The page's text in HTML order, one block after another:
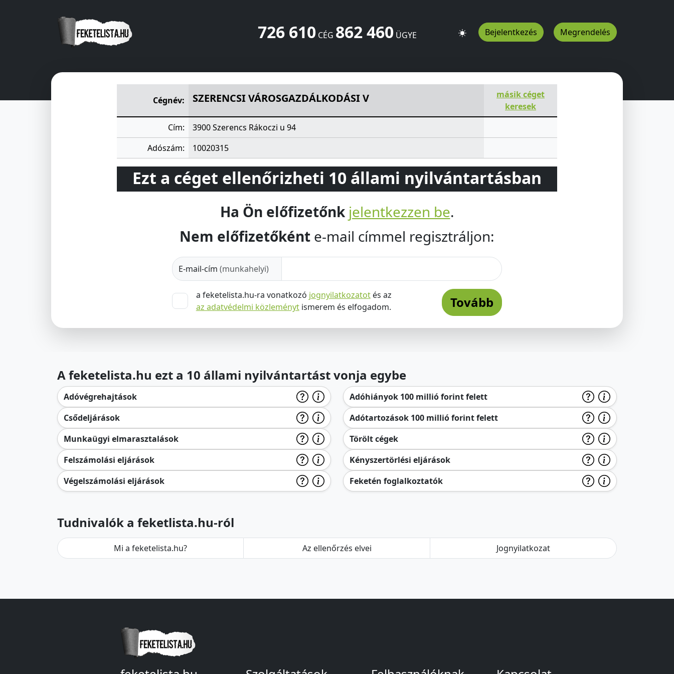
726 610CÉG 862 460ÜGYE Bejelentkezés Megrendelés
Cégnév:
SZERENCSI VÁROSGAZDÁLKODÁSI V
másik céget
keresek
Cím:
3900 Szerencs Rákoczi u 94
Adószám:
10020315
Ezt a céget ellenőrizheti 10 állami nyilvántartásban
Ha Ön előfizetőnk jelentkezzen be.
Nem előfizetőként e-mail címmel regisztráljon:
E-mail-cím (munkahelyi)
a feketelista.hu-ra vonatkozó jognyilatkozatotés az
az adatvédelmi közleménytismerem és elfogadom. Tovább
A feketelista.hu ezt a 10 állami nyilvántartást vonja egybe
Adóvégrehajtások
Csődeljárások
Munkaügyi elmarasztalások
Felszámolási eljárások
Végelszámolási eljárások
Adóhiányok 100 millió forint felett
Adótartozások 100 millió forint felett
Törölt cégek
Kényszertörlési eljárások
Feketén foglalkoztatók
Tudnivalók a feketlista.hu-ról
Mi a feketelista.hu? Az ellenőrzés elvei Jognyilatkozat